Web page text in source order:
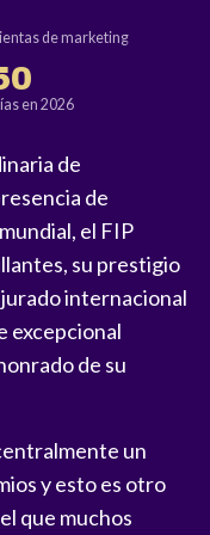
de marketing
en 2026
de
de
el FIP
su prestigio
internacional
excepcional
de su
un
y esto es otro
que muchos